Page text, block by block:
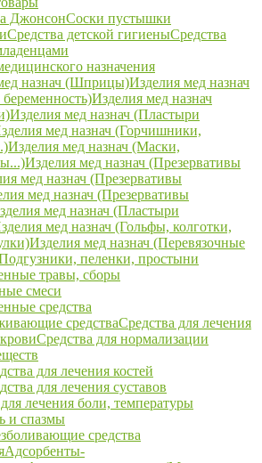
ДжонсонСоски пустышки
Средства детской гигиеныСредства
назначения
назнач (Шприцы)Изделия мед назнач
Изделия мед назнач
Изделия мед назнач (Пластыри
мед назнач (Горчишники,
Изделия мед назнач (Маски,
Изделия мед назнач (Презервативы
мед назнач (Презервативы
мед назнач (Презервативы
мед назнач (Пластыри
мед назнач (Гольфы, колготки,
Изделия мед назнач (Перевязочные
пеленки, простыни
травы, сборы
смеси
средства
средстваСредства для лечения
Средства для нормализации
для лечения костей
для лечения суставов
лечения боли, температуры
и спазмы
средства
Адсорбенты-